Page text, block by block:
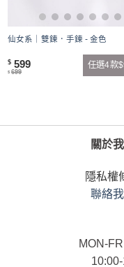
仙女系｜雙鍊．手鍊 - 金色
$ 599
$ 699
任選4款
關於
隱私權
聯絡
MON-